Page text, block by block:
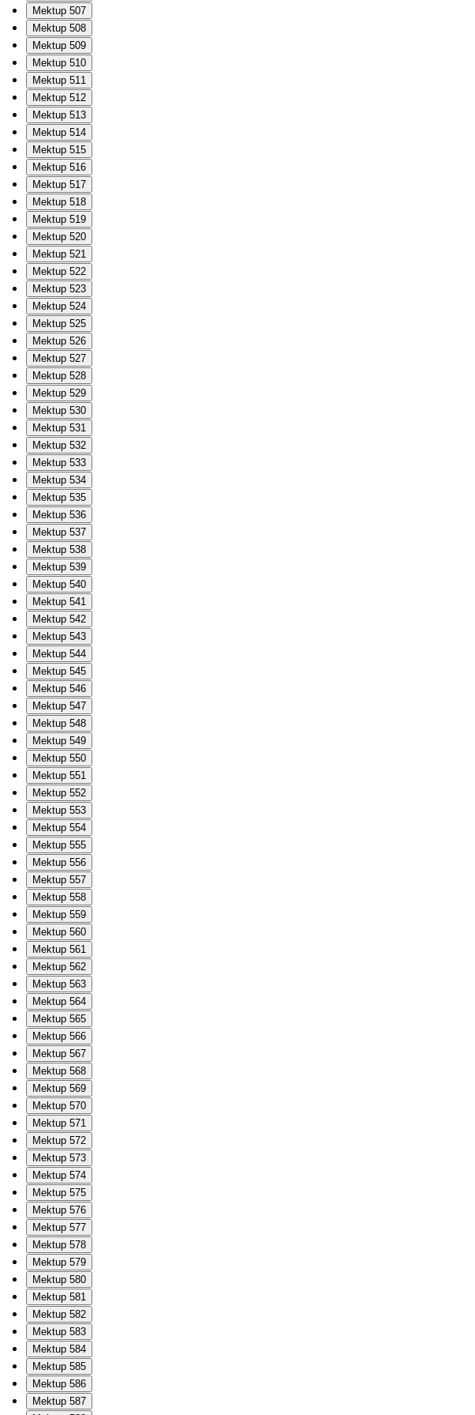
Mektup 507
Mektup 508
Mektup 509
Mektup 510
Mektup 511
Mektup 512
Mektup 513
Mektup 514
Mektup 515
Mektup 516
Mektup 517
Mektup 518
Mektup 519
Mektup 520
Mektup 521
Mektup 522
Mektup 523
Mektup 524
Mektup 525
Mektup 526
Mektup 527
Mektup 528
Mektup 529
Mektup 530
Mektup 531
Mektup 532
Mektup 533
Mektup 534
Mektup 535
Mektup 536
Mektup 537
Mektup 538
Mektup 539
Mektup 540
Mektup 541
Mektup 542
Mektup 543
Mektup 544
Mektup 545
Mektup 546
Mektup 547
Mektup 548
Mektup 549
Mektup 550
Mektup 551
Mektup 552
Mektup 553
Mektup 554
Mektup 555
Mektup 556
Mektup 557
Mektup 558
Mektup 559
Mektup 560
Mektup 561
Mektup 562
Mektup 563
Mektup 564
Mektup 565
Mektup 566
Mektup 567
Mektup 568
Mektup 569
Mektup 570
Mektup 571
Mektup 572
Mektup 573
Mektup 574
Mektup 575
Mektup 576
Mektup 577
Mektup 578
Mektup 579
Mektup 580
Mektup 581
Mektup 582
Mektup 583
Mektup 584
Mektup 585
Mektup 586
Mektup 587